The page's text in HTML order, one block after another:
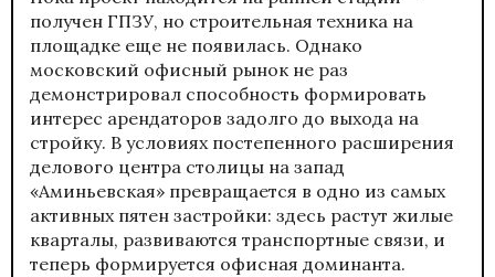
получен ГПЗУ, но строительная техника на
площадке еще не появилась. Однако
московский офисный рынок не раз
демонстрировал способность формировать
интерес арендаторов задолго до выхода на
стройку. В условиях постепенного расширения
делового центра столицы на запад
«Аминьевская» превращается в одно из самых
активных пятен застройки: здесь растут жилые
кварталы, развиваются транспортные связи, и
теперь формируется офисная доминанта.